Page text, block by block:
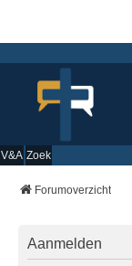
V&A Zoek
Forumoverzicht
Aanmelden